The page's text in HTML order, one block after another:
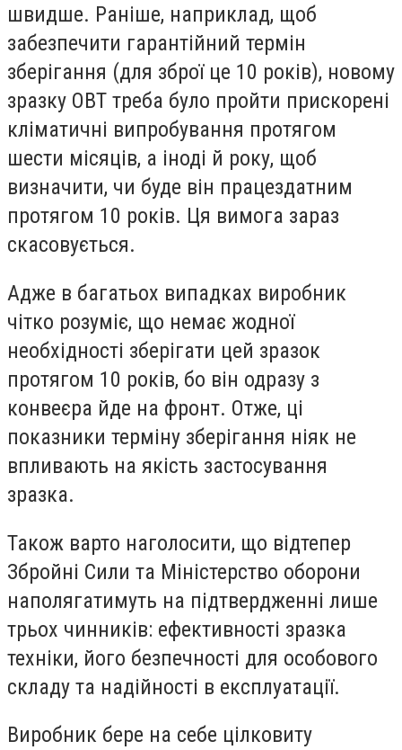
швидше. Раніше, наприклад, щоб
забезпечити гарантійний термін
зберігання (для зброї це 10 років), новому
зразку ОВТ треба було пройти прискорені
кліматичні випробування протягом
шести місяців, а іноді й року, щоб
визначити, чи буде він працездатним
протягом 10 років. Ця вимога зараз
скасовується.
Адже в багатьох випадках виробник
чітко розуміє, що немає жодної
необхідності зберігати цей зразок
протягом 10 років, бо він одразу з
конвеєра йде на фронт. Отже, ці
показники терміну зберігання ніяк не
впливають на якість застосування
зразка.
Також варто наголосити, що відтепер
Збройні Сили та Міністерство оборони
наполягатимуть на підтвердженні лише
трьох чинників: ефективності зразка
техніки, його безпечності для особового
складу та надійності в експлуатації.
Виробник бере на себе цілковиту